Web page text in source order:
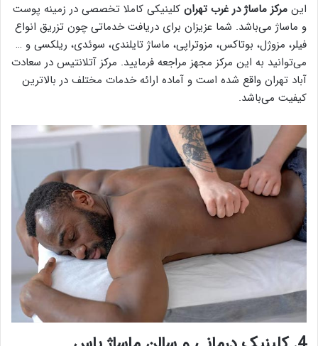
این مرکز ماساژ در غرب تهران کلینیکی کاملا تخصصی در زمینه پوست
و ماساژ می‌باشد. شما عزیزان برای دریافت خدماتی چون تزریق انواع
فیلر، مزوژل، بوتاکس، مزوتراپی، ماساژ تایلندی، سوئدی، ریلکسی و …
می‌توانید به این مرکز مجهز مراجعه فرمایید. مرکز آتلانتیس در سعادت
آباد تهران واقع شده است و آماده ارائه خدمات مختلف در بالا‌ترین
کیفیت می‌باشد.